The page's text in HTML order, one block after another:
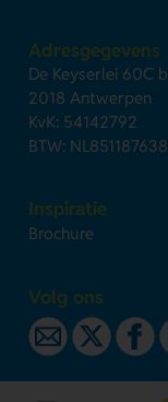
Adresgegevens
De Keyserlei 60C
2018 Antwerpen
KvK: 54142792
BTW:
Inspiratie
Brochure
Volg ons